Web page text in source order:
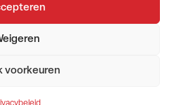
voorkeuren